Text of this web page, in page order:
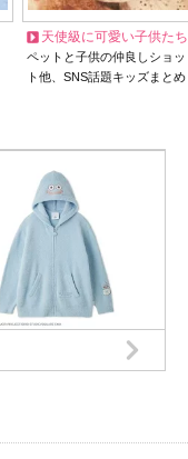
天使級に可愛い子供たち
ペットと子供の仲良しショッ
ト他、SNS話題キッズまとめ